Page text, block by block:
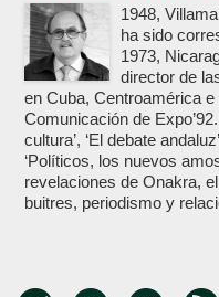
1948,
ha sido
1973,
director de
en Cuba, Centroamérica
Comunicación de
cultura’, ‘El debate
‘Políticos, los nuevos
revelaciones de Onakra,
buitres, periodismo y